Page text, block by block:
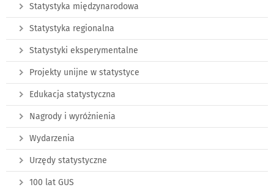
Statystyka międzynarodowa
Statystyka regionalna
Statystyki eksperymentalne
Projekty unijne w statystyce
Edukacja statystyczna
Nagrody i wyróżnienia
Wydarzenia
Urzędy statystyczne
100 lat GUS